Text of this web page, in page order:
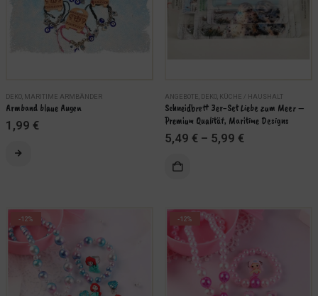
DEKO MARITIME ARMBÄNDER
Armband blaue Augen
1,99 €
ANGEBOTE DEKO KÜCHE / HAUSHALT
Schneidbrett 3er-Set Liebe zum Meer –
Premium Qualität, Maritime Designs
5,49 € – 5,99 €
AUSFÜHRUNG WÄHLEN
-12% -12%